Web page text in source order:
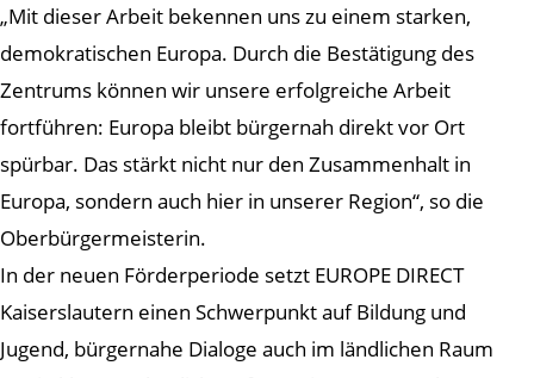
„Mit dieser Arbeit bekennen uns zu einem starken,
demokratischen Europa. Durch die Bestätigung des
Zentrums können wir unsere erfolgreiche Arbeit
fortführen: Europa bleibt bürgernah direkt vor Ort
spürbar. Das stärkt nicht nur den Zusammenhalt in
Europa, sondern auch hier in unserer Region“, so die
Oberbürgermeisterin.
In der neuen Förderperiode setzt EUROPE DIRECT
Kaiserslautern einen Schwerpunkt auf Bildung und
Jugend, bürgernahe Dialoge auch im ländlichen Raum